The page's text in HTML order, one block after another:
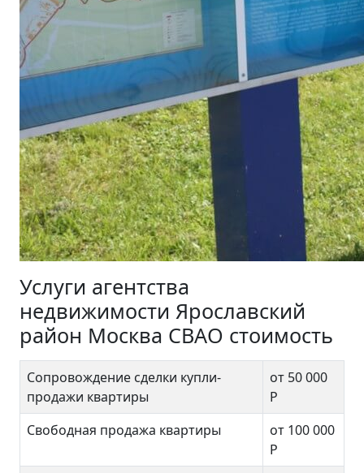
Услуги агентства
недвижимости Ярославский
район Москва СВАО стоимость
Сопровождение сделки купли-
продажи квартиры
от 50 000
Р
Свободная продажа квартиры
от 100 000
Р